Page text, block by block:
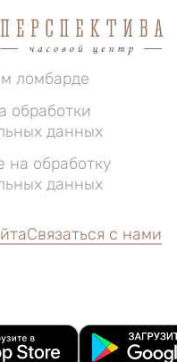
ломбарде
обработки
данных
на обработку
данных
Связаться с нами